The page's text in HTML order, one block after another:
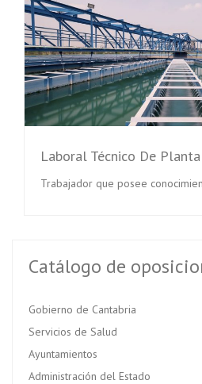
Laboral Técnico De
Trabajador que posee
Catálogo de
Gobierno de Cantabria
Servicios de Salud
Ayuntamientos
Administración del Estado